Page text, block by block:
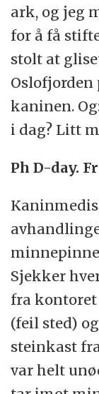
ark, og jeg
for å få
stolt at
Oslofjorden
kaninen.
i dag? Litt
Ph D-day.
Sjekker
fra
(feil sted)
steinkast
var helt